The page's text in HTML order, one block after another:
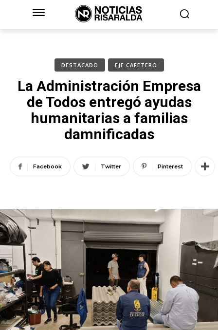
DESTACADO EJE CAFETERO
La Administración Empresa
de Todos entregó ayudas
humanitarias a familias
damnificadas
Facebook Twitter Pinterest